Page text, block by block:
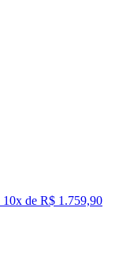
10x de R$ 1.759,90